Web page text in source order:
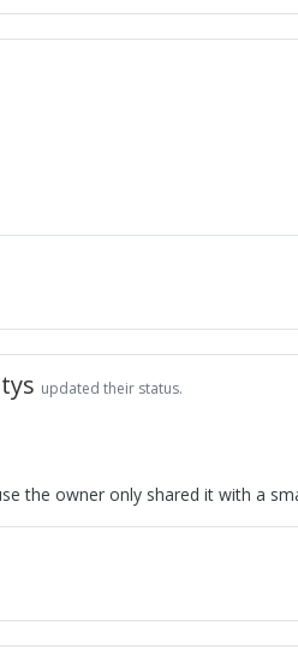
updated their status.
the owner only shared it with a